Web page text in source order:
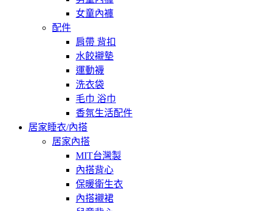
女童內褲
配件
肩帶 背扣
水餃襯墊
運動襪
洗衣袋
毛巾 浴巾
香氛生活配件
居家睡衣/內搭
居家內搭
MIT台灣製
內搭背心
保暖衛生衣
內搭襯裙